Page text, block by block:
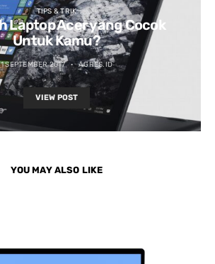
TIPS & TRIK
Laptop Acer yang Cocok
Untuk Kamu?
1 SEPTEMBER 2017 AGRES.ID
VIEW POST
YOU MAY ALSO LIKE